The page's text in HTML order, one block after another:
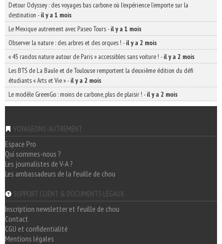
Detour Odyssey : des voyages bas carbone où l’expérience l’emporte sur la
destination -il y a 1 mois
Le Mexique autrement avec Paseo Tours-il y a 1 mois
Observer la nature : des arbres et des orques ! -il y a 2 mois
« 45 randos nature autour de Paris » accessibles sans voiture ! -il y a 2 mois
Les BTS de La Baule et de Toulouse remportent la deuxième édition du défi
étudiants « Arts et Vie »-il y a 2 mois
Le modèle GreenGo : moins de carbone, plus de plaisir ! -il y a 2 mois
VOYAGEONS-AUTREMENT
Espace Pro
Qui sommes-nous ?
Les journalistes de V-A ?
Les ambassadeurs de la feuille de chou
SUPPORT CLIENT & DOCUMENTS LÉGAUX
Inscription newsletter et feuille de chou
Contact
CGU et confidentialité
Mentions légales